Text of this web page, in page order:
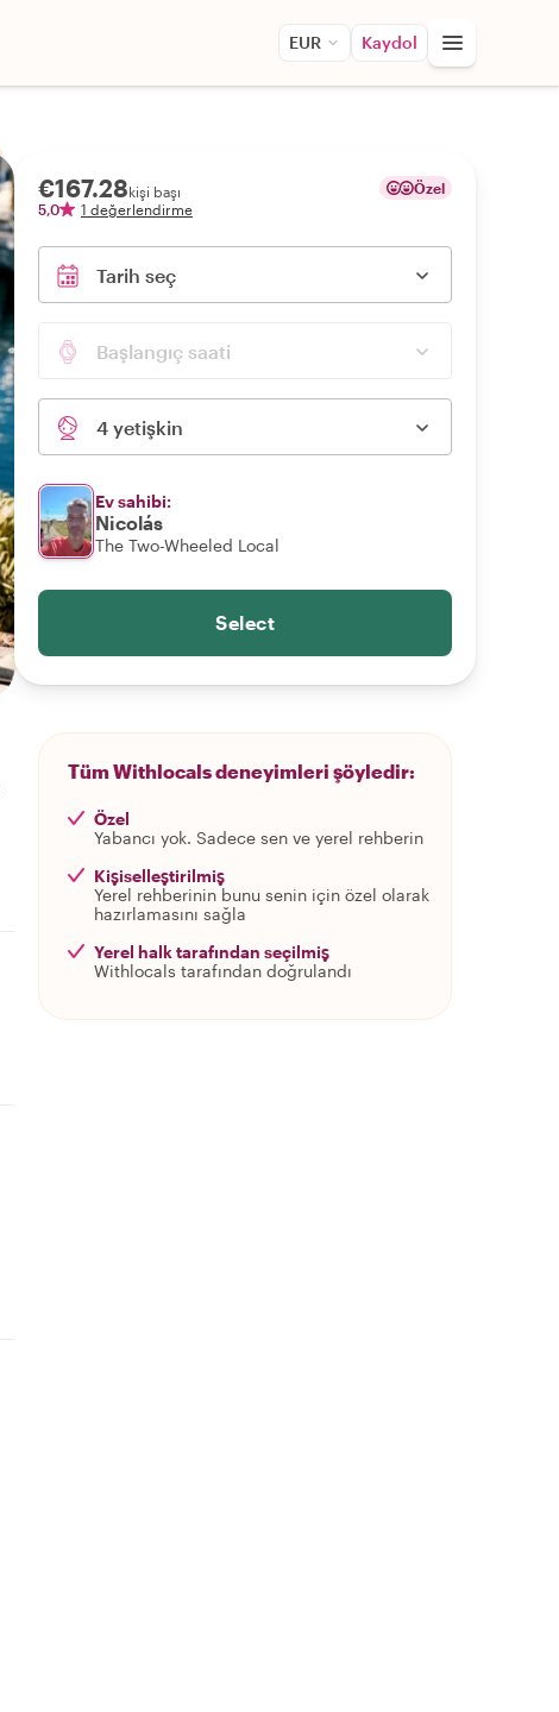
EUR Kaydol
€167.28kişi başı
5,0
1 değerlendirme
Özel
Tarih seç
Başlangıç saati
4 yetişkin
Ev sahibi:
Nicolás
The Two-Wheeled Local
Select
Tüm Withlocals deneyimleri şöyledir:
Özel
Yabancı yok. Sadece sen ve yerel rehberin
Kişiselleştirilmiş
Yerel rehberinin bunu senin için özel olarak
hazırlamasını sağla
Yerel halk tarafından seçilmiş
Withlocals tarafından doğrulandı